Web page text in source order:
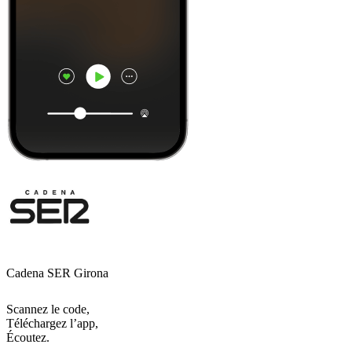
Cadena SER Girona
Scannez le code,
Téléchargez l’app,
Écoutez.